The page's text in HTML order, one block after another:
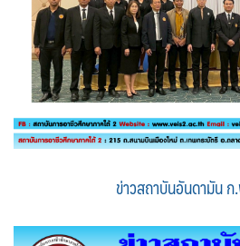
ข่าวสถาบันอันดามัน